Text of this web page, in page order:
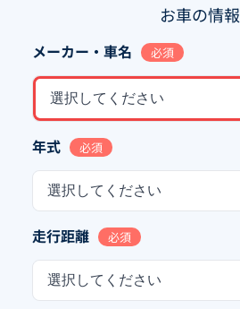
お車の情報
メーカー・車名 必須
選択してください
年式 必須
選択してください
走行距離 必須
選択してください